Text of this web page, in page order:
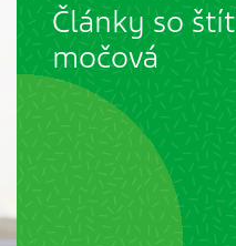
Články so
močová